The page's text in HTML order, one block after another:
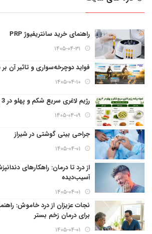
راهنمای خرید سانتریفیوژ PRP
۱۴۰۵-۰۴-۳۱
فواید دوچرخه‌سواری و تاثیر آن
۱۴۰۵-۰۴-۱۰
رژیم لاغری سریع شکم و پهلو در 3 روز
۱۴۰۵-۰۴-۰۹
جراحی بینی گوشتی در شیراز
۱۴۰۵-۰۴-۰۱
از درد تا درمان: راهکارهای
آسیب‌دیده
۱۴۰۵-۰۴-۰۱
نجات عزیزان از درد خاموش:
برای درمان زخم بستر
۱۴۰۵-۰۴-۰۱